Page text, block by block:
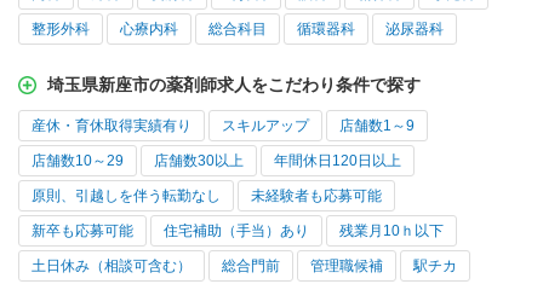
整形外科 心療内科 総合科目 循環器科 泌尿器科
埼玉県新座市の薬剤師求人をこだわり条件で探す
産休・育休取得実績有り スキルアップ 店舗数1～9
店舗数10～29 店舗数30以上 年間休日120日以上
原則、引越しを伴う転勤なし 未経験者も応募可能
新卒も応募可能 住宅補助（手当）あり 残業月10ｈ以下
土日休み（相談可含む） 総合門前 管理職候補 駅チカ